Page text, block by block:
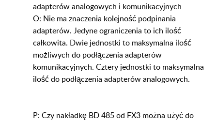
adapterów analogowych i komunikacyjnych
O: Nie ma znaczenia kolejność podpinania
adapterów. Jedyne ograniczenia to ich ilość
całkowita. Dwie jednostki to maksymalna ilość
możliwych do podłączenia adapterów
komunikacyjnych. Cztery jednostki to maksymalna
ilość do podłączenia adapterów analogowych.
P: Czy nakładkę BD 485 od FX3 można użyć do